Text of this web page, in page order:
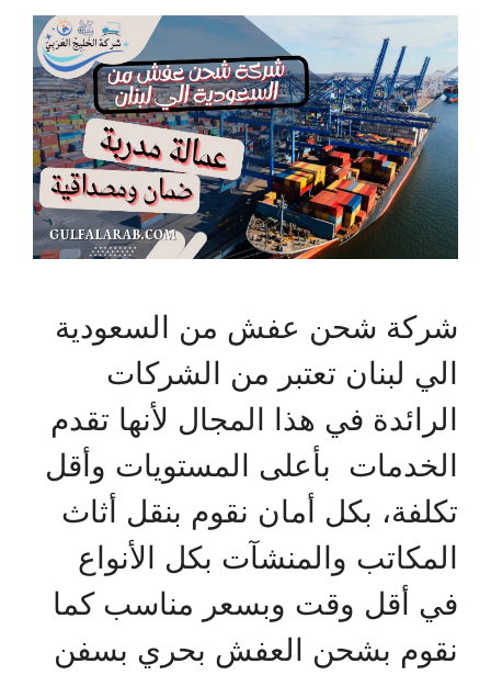
شركة شحن عفش من السعودية
الي لبنان تعتبر من الشركات
الرائدة في هذا المجال لأنها تقدم
الخدمات بأعلى المستويات وأقل
تكلفة، بكل أمان نقوم بنقل أثاث
المكاتب والمنشآت بكل الأنواع
في أقل وقت وبسعر مناسب كما
نقوم بشحن العفش بحري بسفن